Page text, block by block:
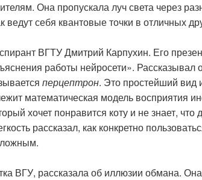
Она пропускала луч света через
ведут себя квантовые точки в отличных
ВГТУ Дмитрий Карпухин. Его
работы нейросети». Рассказывал
перцептрон. Это простейший вид
математическая модель восприятия
хочет понравится коту и не знает, что
рассказал, как конкретно
ВГУ, рассказала об иллюзии обмана.